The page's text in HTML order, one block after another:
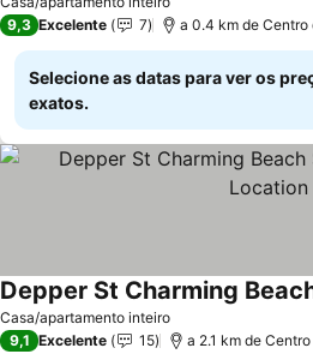
9,3 Excelente 7 a 0.4 km de Centro
Selecione as datas para ver os
exatos.
Casa/apartamento inteiro
9,1 Excelente 15 a 2.1 km de